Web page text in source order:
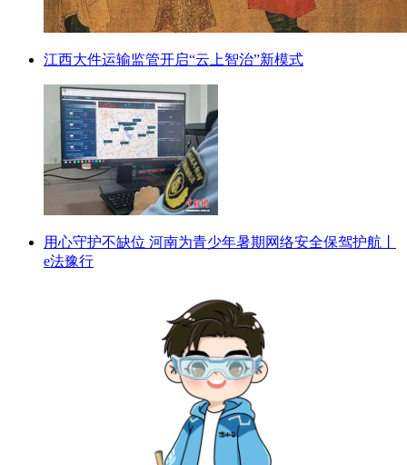
江西大件运输监管开启“云上智治”新模式
用心守护不缺位 河南为青少年暑期网络安全保驾护航丨
e法豫行